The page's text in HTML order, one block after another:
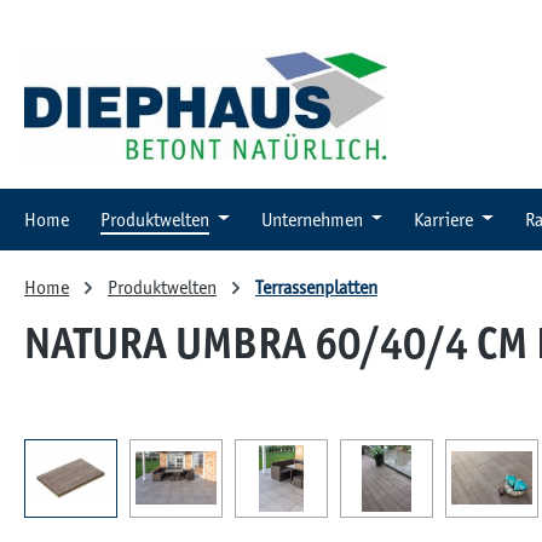
Home Produktwelten Unternehmen Karriere
Home Produktwelten Terrassenplatten
NATURA UMBRA 60/40/4 CM
Bildergalerie überspringen